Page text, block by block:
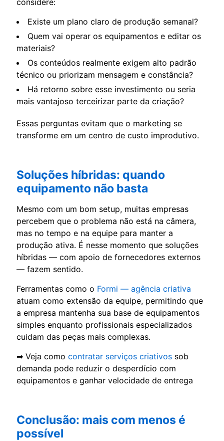
Existe um plano claro de produção semanal?
Quem vai operar os equipamentos e editar os
materiais?
Os conteúdos realmente exigem alto padrão
técnico ou priorizam mensagem e constância?
Há retorno sobre esse investimento ou seria
mais vantajoso terceirizar parte da criação?
Essas perguntas evitam que o marketing se
transforme em um centro de custo improdutivo.
Soluções híbridas: quando
equipamento não basta
Mesmo com um bom setup, muitas empresas
percebem que o problema não está na câmera,
mas no tempo e na equipe para manter a
produção ativa. É nesse momento que soluções
híbridas — com apoio de fornecedores externos
— fazem sentido.
Ferramentas como o Formi — agência criativa
atuam como extensão da equipe, permitindo que
a empresa mantenha sua base de equipamentos
simples enquanto profissionais especializados
cuidam das peças mais complexas.
➡ Veja como contratar serviços criativos sob
demanda pode reduzir o desperdício com
equipamentos e ganhar velocidade de entrega
Conclusão: mais com menos é
possível